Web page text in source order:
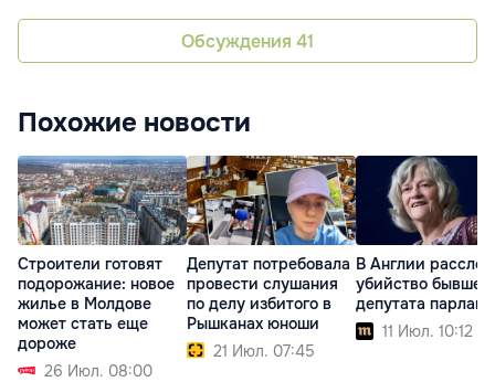
Обсуждения 41
Похожие новости
Строители готовят
подорожание: новое
жилье в Молдове
может стать еще
дороже
26 Июл. 08:00
Депутат потребовала
провести слушания
по делу избитого в
Рышканах юноши
21 Июл. 07:45
В Англии
убийство
депутата
11 Июл. 10:12